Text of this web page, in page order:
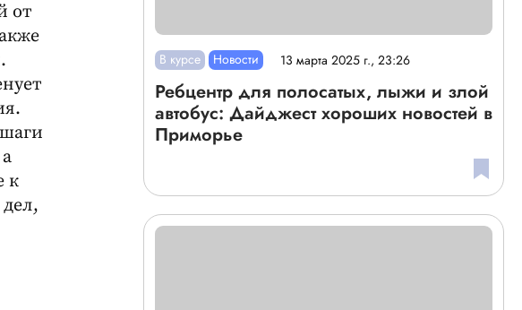
от
к
В курсе Новости 13 марта 2025 г., 23:26
Ребцентр для полосатых, лыжи и злой
автобус: Дайджест хороших новостей в
Приморье